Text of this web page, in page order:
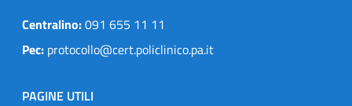
Centralino:091 655 11 11
Pec: protocollo@cert.policlinico.pa.it
PAGINE UTILI